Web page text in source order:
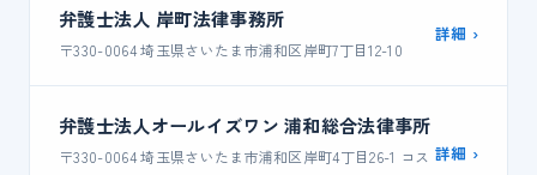
弁護士法人 岸町法律事務所
〒330-0064 埼玉県さいたま市浦和区岸町7丁目12-10
詳細 ›
弁護士法人オールイズワン 浦和総合法律事所
〒330-0064 埼玉県さいたま市浦和区岸町4丁目26-1 コス 詳細 ›